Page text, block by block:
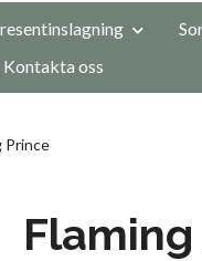
Kontakta oss
Prince